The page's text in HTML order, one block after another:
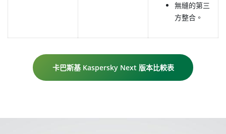
無縫的第三
方整合。
卡巴斯基 Kaspersky Next 版本比較表